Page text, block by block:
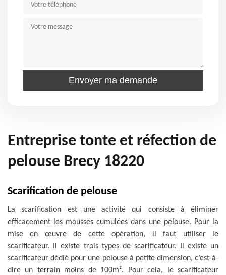
Entreprise tonte et réfection de
pelouse Brecy 18220
Scarification de pelouse
La scarification est une activité qui consiste à éliminer
efficacement les mousses cumulées dans une pelouse. Pour la
mise en œuvre de cette opération, il faut utiliser le
scarificateur. Il existe trois types de scarificateur. Il existe un
scarificateur dédié pour une pelouse à petite dimension, c’est-à-
dire un terrain moins de 100m². Pour cela, le scarificateur